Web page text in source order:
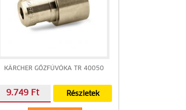
KÄRCHER GŐZFÚVÓKA TR 40050
9.749 Ft Részletek